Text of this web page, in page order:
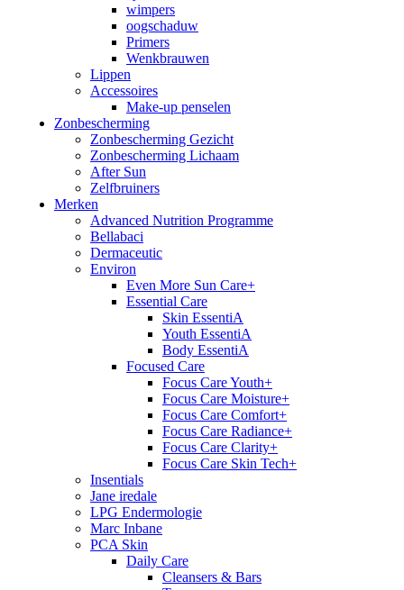
wimpers
oogschaduw
Primers
Wenkbrauwen
Lippen
Accessoires
Make-up penselen
Zonbescherming
Zonbescherming Gezicht
Zonbescherming Lichaam
After Sun
Zelfbruiners
Merken
Advanced Nutrition Programme
Bellabaci
Dermaceutic
Environ
Even More Sun Care+
Essential Care
Skin EssentiA
Youth EssentiA
Body EssentiA
Focused Care
Focus Care Youth+
Focus Care Moisture+
Focus Care Comfort+
Focus Care Radiance+
Focus Care Clarity+
Focus Care Skin Tech+
Insentials
Jane iredale
LPG Endermologie
Marc Inbane
PCA Skin
Daily Care
Cleansers & Bars